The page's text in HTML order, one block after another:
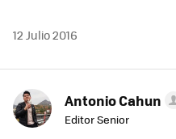
12 Julio 2016
Antonio Cahun
Editor Senior